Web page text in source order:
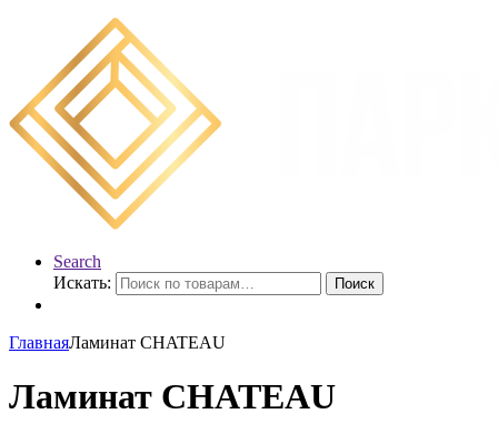
Search
Искать:
Поиск
ГлавнаяЛаминат CHATEAU
Ламинат CHATEAU